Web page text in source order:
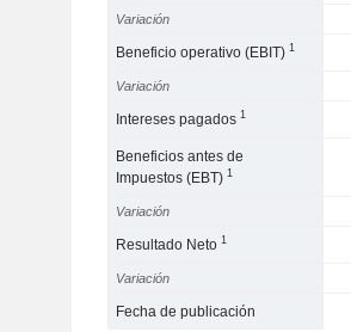
Variación
Beneficio operativo (EBIT)1
Variación
Intereses pagados1
Beneficios antes de
Impuestos (EBT)1
Variación
Resultado Neto1
Variación
Fecha de publicación